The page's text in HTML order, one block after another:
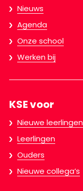
Nieuws
Agenda
Onze school
Werken bij
KSE voor
Nieuwe leerlingen
Leerlingen
Ouders
Nieuwe collega’s